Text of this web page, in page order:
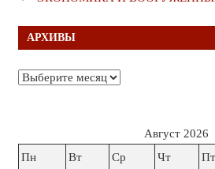
АРХИВЫ
Архивы
Август 2026
Пн
Вт Ср Чт Пт